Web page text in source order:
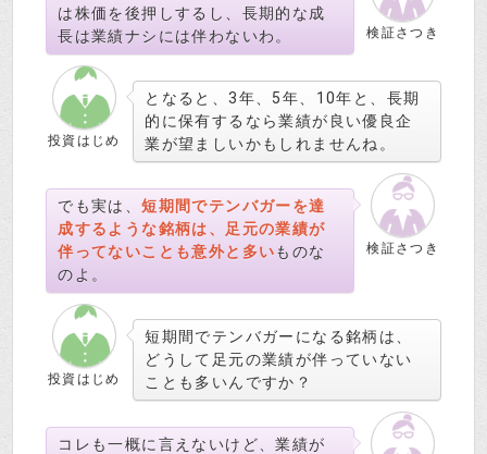
検証さつき
は株価を後押しするし、長期的な成
長は業績ナシには伴わないわ。
投資はじめ
となると、3年、5年、10年と、長期
的に保有するなら業績が良い優良企
業が望ましいかもしれませんね。
検証さつき
でも実は、短期間でテンバガーを達
成するような銘柄は、足元の業績が
伴ってないことも意外と多いものな
のよ。
投資はじめ
短期間でテンバガーになる銘柄は、
どうして足元の業績が伴っていない
ことも多いんですか？
コレも一概に言えないけど、業績が